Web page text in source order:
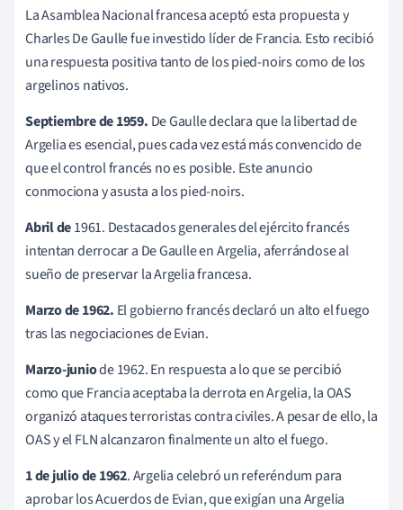
La Asamblea Nacional francesa aceptó esta propuesta y
Charles De Gaulle fue investido líder de Francia. Esto recibió
una respuesta positiva tanto de los pied-noirs como de los
argelinos nativos.
Septiembre de 1959. De Gaulle declara que la libertad de
Argelia es esencial, pues cada vez está más convencido de
que el control francés no es posible. Este anuncio
conmociona y asusta a los pied-noirs.
Abril de1961. Destacados generales del ejército francés
intentan derrocar a De Gaulle en Argelia, aferrándose al
sueño de preservar la Argelia francesa.
Marzo de 1962. El gobierno francés declaró un alto el fuego
tras las negociaciones de Evian.
Marzo-juniode 1962. En respuesta a lo que se percibió
como que Francia aceptaba la derrota en Argelia, la OAS
organizó ataques terroristas contra civiles. A pesar de ello, la
OAS y el FLN alcanzaron finalmente un alto el fuego.
1 de julio de 1962. Argelia celebró un referéndum para
aprobar los Acuerdos de Evian, que exigían una Argelia